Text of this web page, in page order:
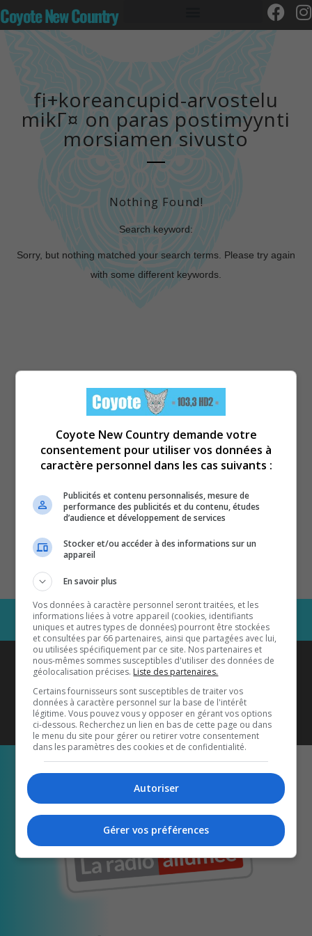
Coyote New Country
fi+koreancupid-arvostelu
mikГ¤ on paras postimyynti
morsiamen sivusto
Nothing Found!
Search keyword:
Sorry, but nothing matched your search terms. Please try again
with some different keywords.
Coyote New Countryest diffusé
également sur1033 HD2
Écoutez-nous aussi sur…
Coyote New Country demande votre
consentement pour utiliser vos données à
caractère personnel dans les cas suivants :
Publicités et contenu personnalisés, mesure de
performance des publicités et du contenu, études
d’audience et développement de services
Stocker et/ou accéder à des informations sur un
appareil
En savoir plus
Vos données à caractère personnel seront traitées, et les
informations liées à votre appareil (cookies, identifiants
uniques et autres types de données) pourront être stockées
et consultées par 66 partenaires, ainsi que partagées avec lui,
ou utilisées spécifiquement par ce site. Nos partenaires et
nous-mêmes sommes susceptibles d'utiliser des données de
géolocalisation précises. Liste des partenaires.
Certains fournisseurs sont susceptibles de traiter vos
données à caractère personnel sur la base de l'intérêt
légitime. Vous pouvez vous y opposer en gérant vos options
ci-dessous. Recherchez un lien en bas de cette page ou dans
le menu du site pour gérer ou retirer votre consentement
dans les paramètres des cookies et de confidentialité.
Autoriser
Gérer vos préférences